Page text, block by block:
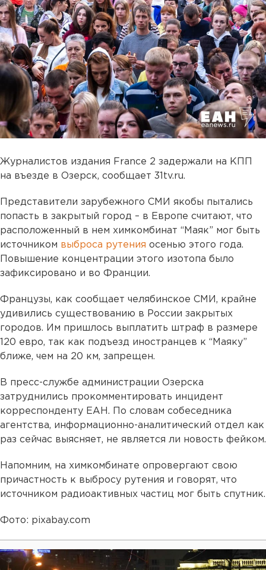
Журналистов издания France 2 задержали на КПП
на въезде в Озерск, сообщает 31tv.ru.
Представители зарубежного СМИ якобы пытались
попасть в закрытый город – в Европе считают, что
расположенный в нем химкомбинат “Маяк” мог быть
источником выброса рутения осенью этого года.
Повышение концентрации этого изотопа было
зафиксировано и во Франции.
Французы, как сообщает челябинское СМИ, крайне
удивились существованию в России закрытых
городов. Им пришлось выплатить штраф в размере
120 евро, так как подъезд иностранцев к “Маяку”
ближе, чем на 20 км, запрещен.
В пресс-службе администрации Озерска
затруднились прокомментировать инцидент
корреспонденту ЕАН. По словам собеседника
агентства, информационно-аналитический отдел как
раз сейчас выясняет, не является ли новость фейком.
Напомним, на химкомбинате опровергают свою
причастность к выбросу рутения и говорят, что
источником радиоактивных частиц мог быть спутник.
Фото: pixabay.com